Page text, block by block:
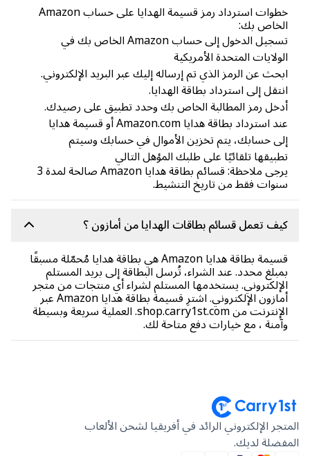
خطوات استرداد رمز قسيمة الهدايا على حساب Amazon
بك:
تسجيل الدخول إلى حساب Amazon الخاص بك في
المتحدة الأمريكية
عن الرمز الذي تم إرساله إليك عبر البريد الإلكتروني.
إلى استرداد بطاقة الهدايا.
رمز المطالبة الخاص بك وحدد تطبيق على رصيدك.
عند استرداد بطاقة هدايا Amazon.com أو قسيمة هدايا
حسابك، يتم تخزين الأموال في حسابك وسيتم
تلقائيًا على طلبك المؤهل التالي
يرجى ملاحظة: قسائم بطاقة هدايا Amazon صالحة لمدة 3
فقط من تاريخ التنشيط.
تعمل قسائم بطاقات الهدايا من أمازون ؟
قسيمة بطاقة هدايا Amazon هي بطاقة هدايا مُحمّلة مسبقًا
محدد. عند الشراء، تُرسل البطاقة إلى بريد المستلم
يستخدمها المستلم لشراء أي منتجات من متجر
أمازون الإلكتروني. اشترِ قسيمة بطاقة هدايا Amazon عبر
الإنترنت من shop.carry1st.com. العملية سريعة وبسيطة
، مع خيارات دفع متاحة لك.
الإلكتروني الرائد في أفريقيا لشحن الألعاب
لديك.